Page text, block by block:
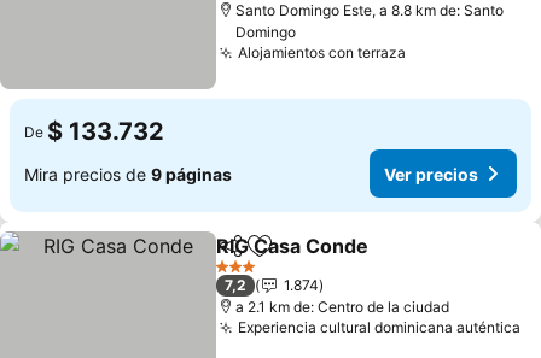
Santo Domingo Este, a 8.8 km de: Santo
Domingo
Alojamientos con terraza
De $ 133.732
Mira precios de 9 páginas Ver precios
CompartirAgregar a favoritos
RIG Casa Conde
3 Estrellas
7,2
1.874
a 2.1 km de: Centro de la ciudad
Experiencia cultural dominicana auténtica